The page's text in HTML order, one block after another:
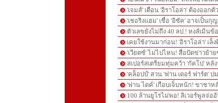
'เจมส์' เตือน 'อิราโอล่า' ต้องออก
'เชอริงแฮม' เชื่อ 'อิซัค' อาจเป็น
ตัวเลขยังไม่ถึง 40 ลป.! หงส์เมินข้
เคยใช้งานมาก่อน! 'อิราโอล่า' เล็
'เวียตซ์' ไม่ไปไหน! สื่อปัดข่าวย้า
สเปอร์สเตรียมทุ่มคว้า 'กัคโป' หลั
'คล็อปป์' สวน 'ฟาน เดอร์ ฟาร์ต'
'ฟาน ไดค์' เกือบเจ็บหนัก! ขาชาห
100 ล้านยูโรไม่พอ! ลิเวอร์พูลจ่อ